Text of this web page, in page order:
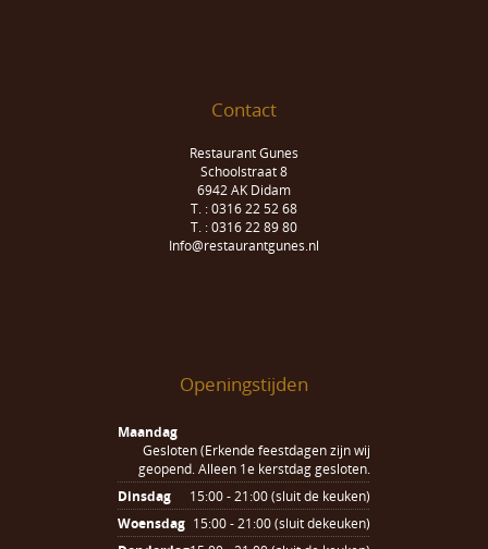
Contact
Restaurant Gunes
Schoolstraat 8
6942 AK Didam
T. : 0316 22 52 68
T. : 0316 22 89 80
Info@restaurantgunes.nl
Openingstijden
Maandag
Gesloten (Erkende feestdagen zijn wij
geopend. Alleen 1e kerstdag gesloten.
Dinsdag
15:00 - 21:00 (sluit de keuken)
Woensdag 15:00 - 21:00 (sluit dekeuken)